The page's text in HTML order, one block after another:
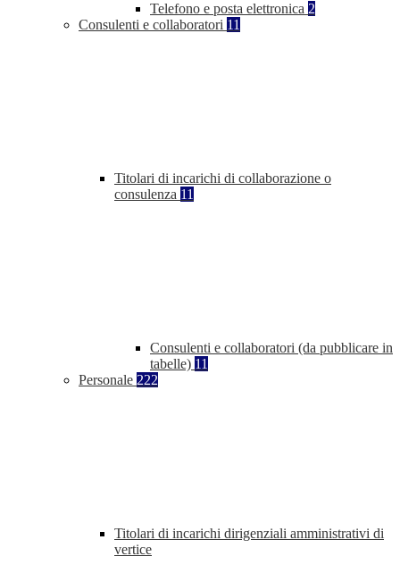
Telefono e posta elettronica 2
Consulenti e collaboratori 11
Titolari di incarichi di collaborazione o
consulenza 11
Consulenti e collaboratori (da pubblicare in
tabelle) 11
Personale 222
Titolari di incarichi dirigenziali amministrativi di
vertice